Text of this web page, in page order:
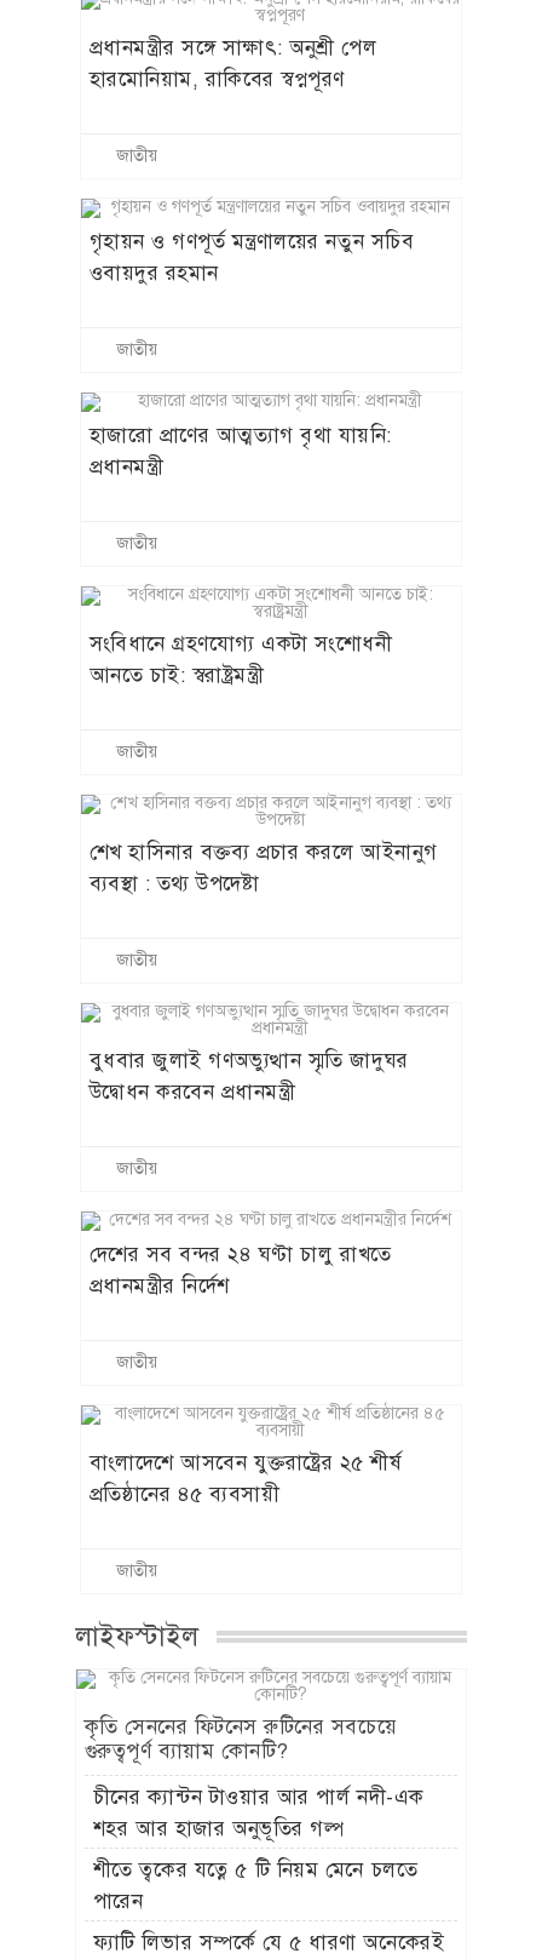
প্রধানমন্ত্রীর সঙ্গে সাক্ষাৎ: অনুশ্রী পেল
হারমোনিয়াম, রাকিবের স্বপ্নপূরণ
জাতীয়
গৃহায়ন ও গণপূর্ত মন্ত্রণালয়ের নতুন সচিব
ওবায়দুর রহমান
জাতীয়
হাজারো প্রাণের আত্মত্যাগ বৃথা যায়নি:
প্রধানমন্ত্রী
জাতীয়
সংবিধানে গ্রহণযোগ্য একটা সংশোধনী
আনতে চাই: স্বরাষ্ট্রমন্ত্রী
জাতীয়
শেখ হাসিনার বক্তব্য প্রচার করলে আইনানুগ
ব্যবস্থা : তথ্য উপদেষ্টা
জাতীয়
বুধবার জুলাই গণঅভ্যুত্থান স্মৃতি জাদুঘর
উদ্বোধন করবেন প্রধানমন্ত্রী
জাতীয়
দেশের সব বন্দর ২৪ ঘণ্টা চালু রাখতে
প্রধানমন্ত্রীর নির্দেশ
জাতীয়
বাংলাদেশে আসবেন যুক্তরাষ্ট্রের ২৫ শীর্ষ
প্রতিষ্ঠানের ৪৫ ব্যবসায়ী
জাতীয়
লাইফস্টাইল
কৃতি সেননের ফিটনেস রুটিনের সবচেয়ে
গুরুত্বপূর্ণ ব্যায়াম কোনটি?
চীনের ক্যান্টন টাওয়ার আর পার্ল নদী-এক
শহর আর হাজার অনুভূতির গল্প
শীতে ত্বকের যত্নে ৫ টি নিয়ম মেনে চলতে
পারেন
ফ্যাটি লিভার সম্পর্কে যে ৫ ধারণা অনেকেরই